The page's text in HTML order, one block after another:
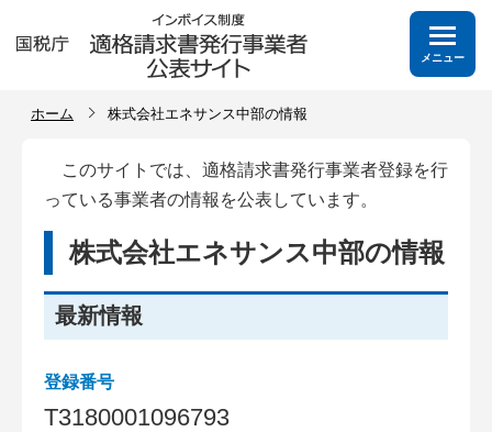
メニュー
ホーム 株式会社エネサンス中部の情報
このサイトでは、適格請求書発行事業者登録を行
っている事業者の情報を公表しています。
株式会社エネサンス中部の情報
最新情報
登録番号
T3180001096793